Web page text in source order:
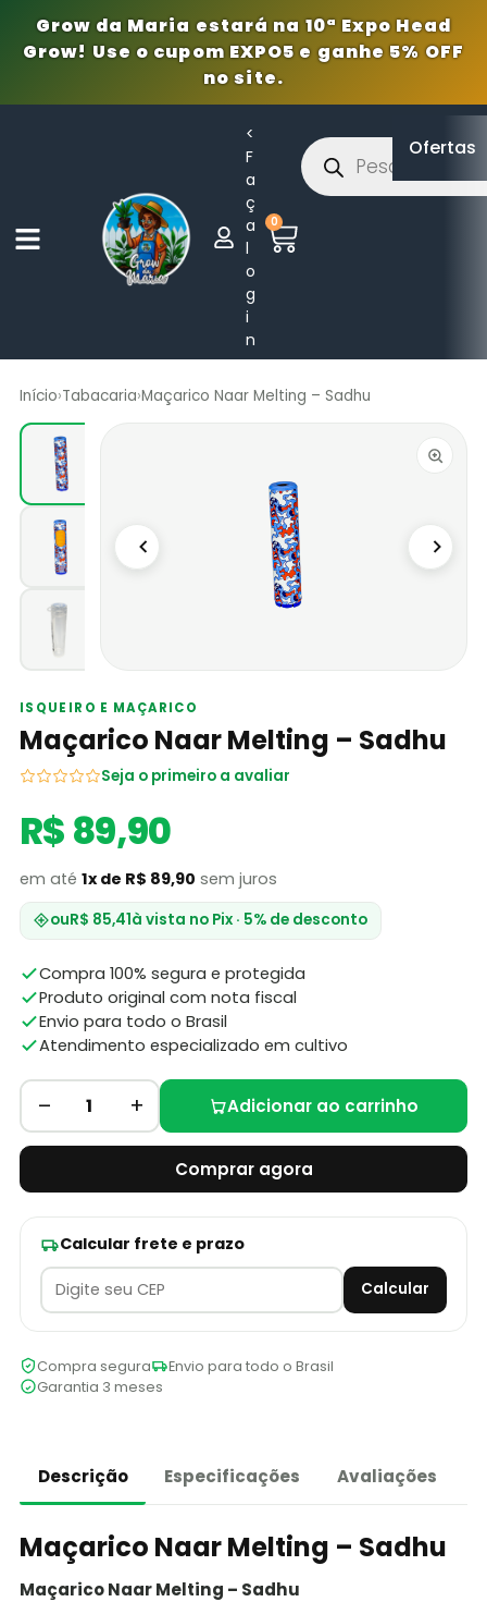
Grow da Maria estará na 10ª Expo Head
Grow! Use o cupom EXPO5 e ganhe 5% OFF
no site.
<
F
a
ç
a
l
o
g
i
n
0
Ofertas
Início›Tabacaria›Maçarico Naar Melting – Sadhu
ISQUEIRO E MAÇARICO
Maçarico Naar Melting – Sadhu
Seja o primeiro a avaliar
R$ 89,90
em até 1x de R$ 89,90 sem juros
ouR$ 85,41à vista no Pix · 5% de desconto
Compra 100% segura e protegida
Produto original com nota fiscal
Envio para todo o Brasil
Atendimento especializado em cultivo
– 1 + Adicionar ao carrinho
Comprar agora
Calcular frete e prazo
Calcular
Compra segura
Envio para todo o Brasil
Garantia 3 meses
Descrição Especificações Avaliações
Maçarico Naar Melting – Sadhu
Maçarico Naar Melting – Sadhu